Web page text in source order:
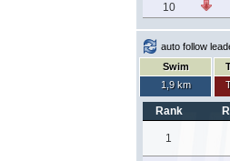
10
auto follow
Swim
1,9 km
Rank
1